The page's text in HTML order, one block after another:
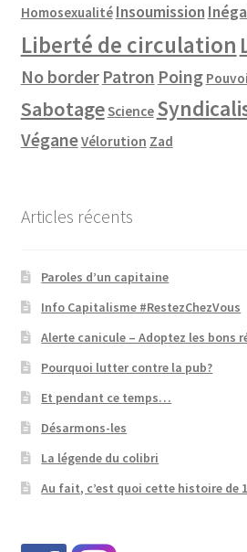
Homosexualité Insoumission
Liberté de circulation
No border Patron Poing
SabotageScience
VéganeVélorution Zad
Articles récents
Paroles d’un capitaine
Info Capitalisme #RestezChezVous
Alerte canicule – Adoptez les bons
Pourquoi lutter contre la pub?
Et pendant ce temps…
Désarmons-les
La légende du colibri
Au fait, c’est quoi cette histoire de